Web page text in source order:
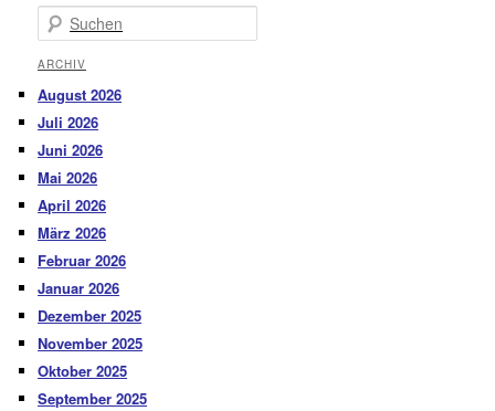
Suchen
ARCHIV
August 2026
Juli 2026
Juni 2026
Mai 2026
April 2026
März 2026
Februar 2026
Januar 2026
Dezember 2025
November 2025
Oktober 2025
September 2025